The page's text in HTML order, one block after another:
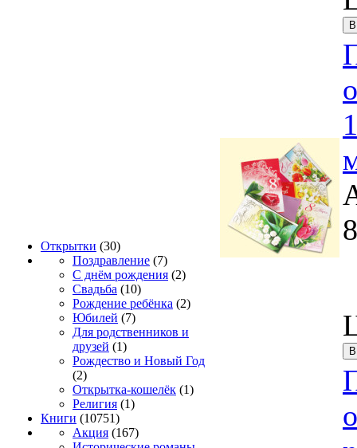
Открытки (30)
Поздравление (7)
С днём рождения (2)
Свадьба (10)
Рождение ребёнка (2)
Юбилей (7)
Для родственников и
друзей (1)
Рождество и Новый Год
(2)
Открытка-кошелёк (1)
Религия (1)
Книги (10751)
Акция (167)